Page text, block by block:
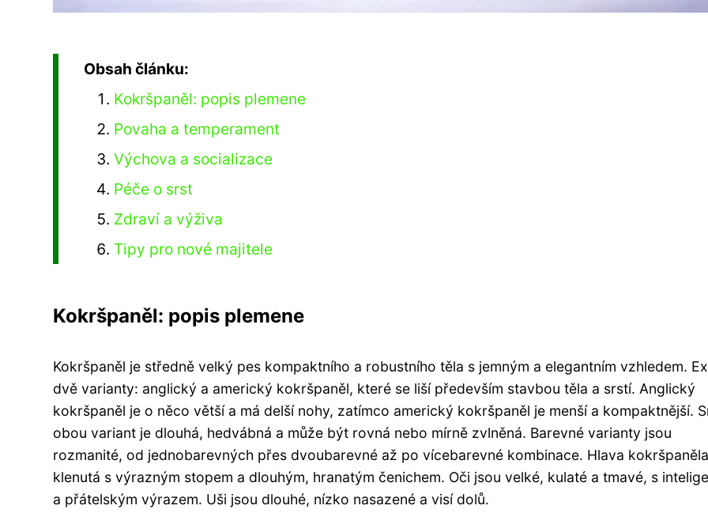
Obsah článku:
Kokršpaněl: popis plemene
Povaha a temperament
Výchova a socializace
Péče o srst
Zdraví a výživa
Tipy pro nové majitele
Kokršpaněl: popis plemene
Kokršpaněl je středně velký pes kompaktního a robustního těla s jemným a elegantním vzhledem.
dvě varianty: anglický a americký kokršpaněl, které se liší především stavbou těla a srstí. Anglický
kokršpaněl je o něco větší a má delší nohy, zatímco americký kokršpaněl je menší a kompaktnější.
obou variant je dlouhá, hedvábná a může být rovná nebo mírně zvlněná. Barevné varianty jsou
rozmanité, od jednobarevných přes dvoubarevné až po vícebarevné kombinace. Hlava
klenutá s výrazným stopem a dlouhým, hranatým čenichem. Oči jsou velké, kulaté a tmavé, s
a přátelským výrazem. Uši jsou dlouhé, nízko nasazené a visí dolů.